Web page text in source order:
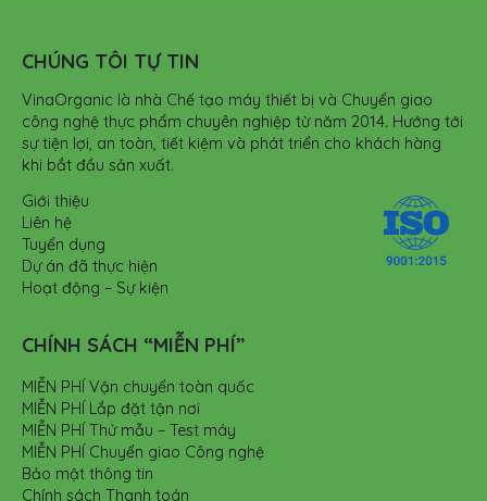
CHÚNG TÔI TỰ TIN
VinaOrganic là nhà Chế tạo máy thiết bị và Chuyển giao
công nghệ thực phẩm chuyên nghiệp từ năm 2014. Hướng tới
sự tiện lợi, an toàn, tiết kiệm và phát triển cho khách hàng
khi bắt đầu sản xuất.
Giới thiệu
Liên hệ
Tuyển dụng
Dự án đã thực hiện
Hoạt động – Sự kiện
CHÍNH SÁCH “MIỄN PHÍ”
MIỄN PHÍ Vận chuyển toàn quốc
MIỄN PHÍ Lắp đặt tận nơi
MIỄN PHÍ Thử mẫu – Test máy
MIỄN PHÍ Chuyển giao Công nghệ
Bảo mật thông tin
Chính sách Thanh toán